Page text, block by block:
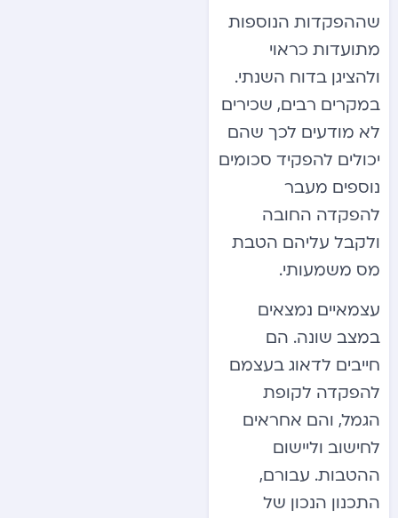
שההפקדות הנוספות
מתועדות כראוי
ולהציגן בדוח השנתי.
במקרים רבים, שכירים
לא מודעים לכך שהם
יכולים להפקיד סכומים
נוספים מעבר
להפקדה החובה
ולקבל עליהם הטבת
מס משמעותי.
עצמאיים נמצאים
במצב שונה. הם
חייבים לדאוג בעצמם
להפקדה לקופת
הגמל, והם אחראים
לחישוב וליישום
ההטבות. עבורם,
התכנון הנכון של